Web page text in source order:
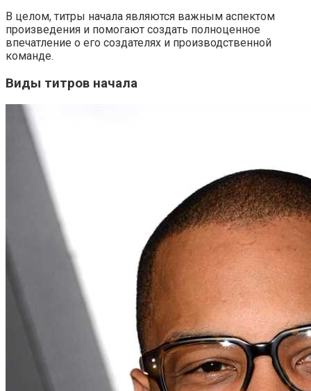
В целом, титры начала являются важным аспектом
произведения и помогают создать полноценное
впечатление о его создателях и производственной
команде.
Виды титров начала